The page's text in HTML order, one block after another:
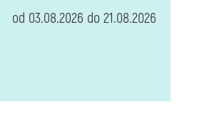
od 03.08.2026 do 21.08.2026